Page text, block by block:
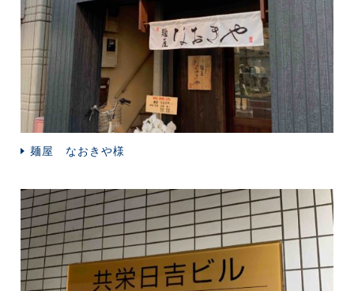
麺屋 なおきや様